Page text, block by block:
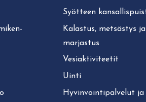
Syötteen
Kalastus, metsästys ja
marjastus
Ve­siak­ti­vi­tee­tit
Uinti
Hy­vin­voin­ti­pal­ve­lut ja